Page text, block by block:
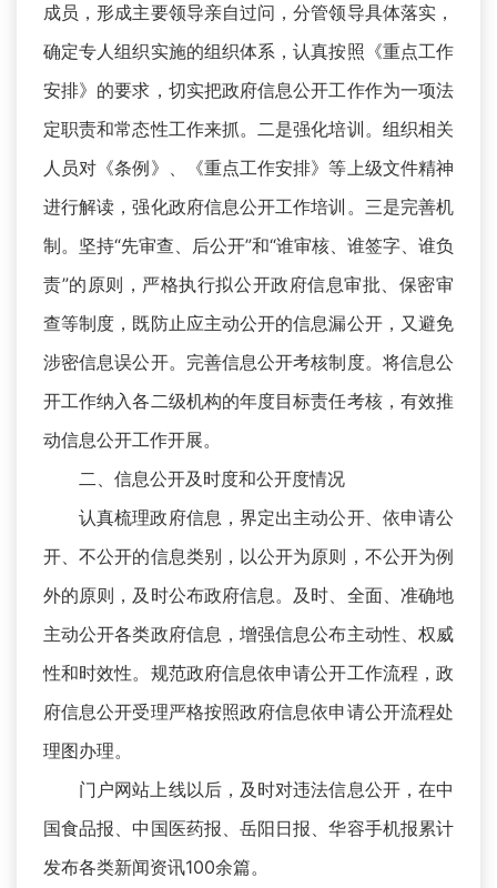
成员，形成主要领导亲自过问，分管领导具体落实，
确定专人组织实施的组织体系，认真按照《重点工作
安排》的要求，切实把政府信息公开工作作为一项法
定职责和常态性工作来抓。二是强化培训。组织相关
人员对《条例》、《重点工作安排》等上级文件精神
进行解读，强化政府信息公开工作培训。三是完善机
制。坚持“先审查、后公开”和“谁审核、谁签字、谁负
责”的原则，严格执行拟公开政府信息审批、保密审
查等制度，既防止应主动公开的信息漏公开，又避免
涉密信息误公开。完善信息公开考核制度。将信息公
开工作纳入各二级机构的年度目标责任考核，有效推
动信息公开工作开展。
二、信息公开及时度和公开度情况
认真梳理政府信息，界定出主动公开、依申请公
开、不公开的信息类别，以公开为原则，不公开为例
外的原则，及时公布政府信息。及时、全面、准确地
主动公开各类政府信息，增强信息公布主动性、权威
性和时效性。规范政府信息依申请公开工作流程，政
府信息公开受理严格按照政府信息依申请公开流程处
理图办理。
门户网站上线以后，及时对违法信息公开，在中
国食品报、中国医药报、岳阳日报、华容手机报累计
发布各类新闻资讯100余篇。